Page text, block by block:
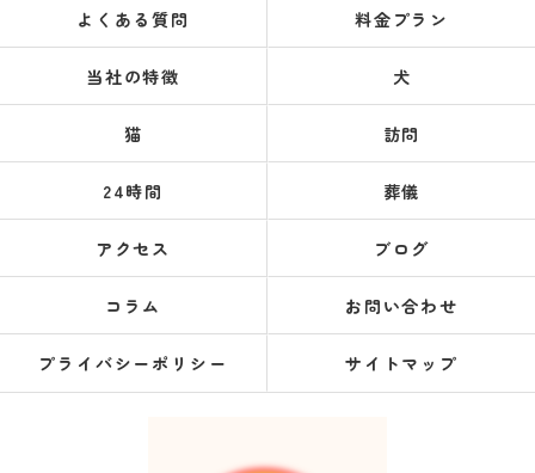
よくある質問 料金プラン
当社の特徴 犬
猫 訪問
24時間 葬儀
アクセス ブログ
コラム お問い合わせ
プライバシーポリシー サイトマップ